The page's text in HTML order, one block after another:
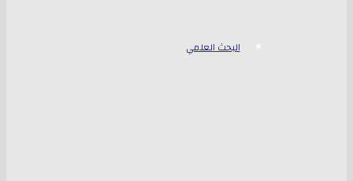
البحث العلمي